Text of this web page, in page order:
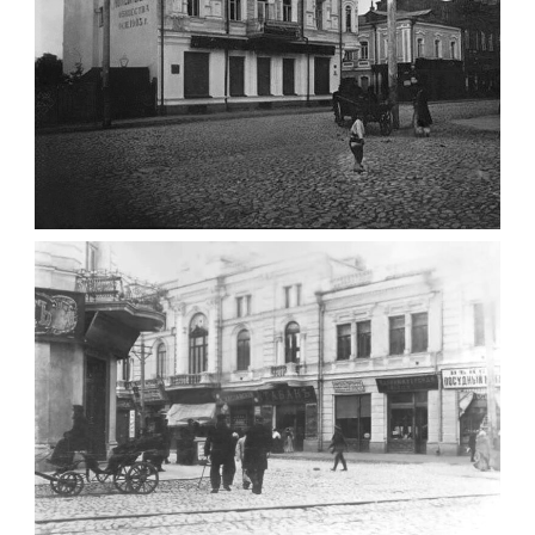
ФОТО ЖИТОМИРА 1905 ВУЛ.
МИХАЙЛІВСЬКА-СКОРУЛЬСЬКОГО
Фото Житомира період
до 1917 року
Leave a comment